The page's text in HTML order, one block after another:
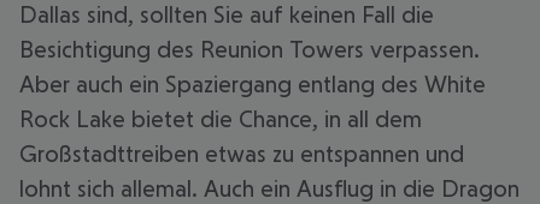
Dallas sind, sollten Sie auf keinen Fall die
Besichtigung des Reunion Towers verpassen.
Aber auch ein Spaziergang entlang des White
Rock Lake bietet die Chance, in all dem
Großstadttreiben etwas zu entspannen und
lohnt sich allemal. Auch ein Ausflug in die Dragon